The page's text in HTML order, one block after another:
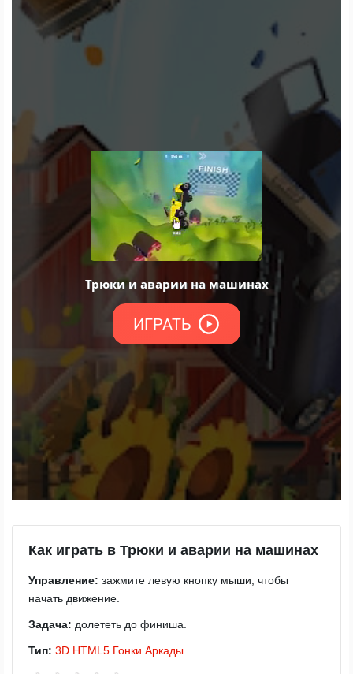
Как играть в Трюки и аварии на машинах
Управление: зажмите левую кнопку мыши, чтобы
начать движение.
Задача: долететь до финиша.
Тип: 3D HTML5 Гонки Аркады